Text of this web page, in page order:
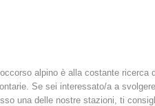
del soccorso
- START ITAT
alpino è alla costante ricerca
Se sei interessato/a a
una delle nostre stazioni, ti